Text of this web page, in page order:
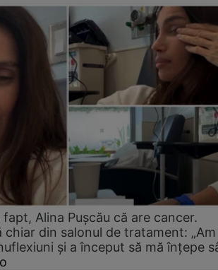
Alina Pușcău că are cancer.
din salonul de tratament:
și a început să mă înțepe